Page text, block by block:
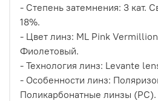
- Степень затемнения: 3 кат.
18%.
- Цвет линз: ML Pink
Фиолетовый.
- Технология линз: Levante
- Особенности линз:
Поликарбонатные линзы (PC).